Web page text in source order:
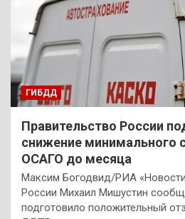
ГИБДД
Правительство России
снижение минимального
ОСАГО до месяца
Максим Богодвид/РИА
России Михаил Мишустин
подготовило положительный